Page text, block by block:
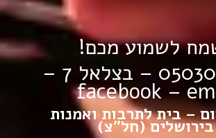
לשמוע מכם!
בצלאל 7 –
facebook–
– בית לתרבות ואמנות
בירושלים (חל”צ)